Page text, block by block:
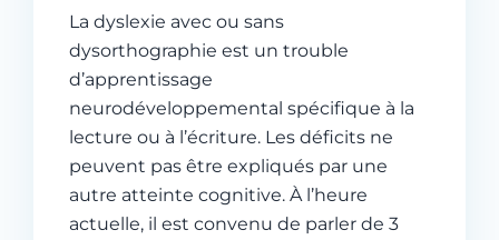
La dyslexie avec ou sans
dysorthographie est un trouble
d’apprentissage
neurodéveloppemental spécifique à la
lecture ou à l’écriture. Les déficits ne
peuvent pas être expliqués par une
autre atteinte cognitive. À l’heure
actuelle, il est convenu de parler de 3